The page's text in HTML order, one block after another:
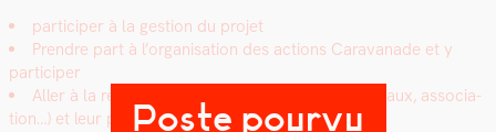
Poste pourvu
par­ticiper à la ges­tion du pro­jet
Pren­dre part à l’organisation des actions Car­a­vanade et y
par­ticiper
Aller à la ren­con­tre des parte­naires (cen­tres soci­aux, asso­ci­a­
tion…) et leur présen­ter le pro­jet